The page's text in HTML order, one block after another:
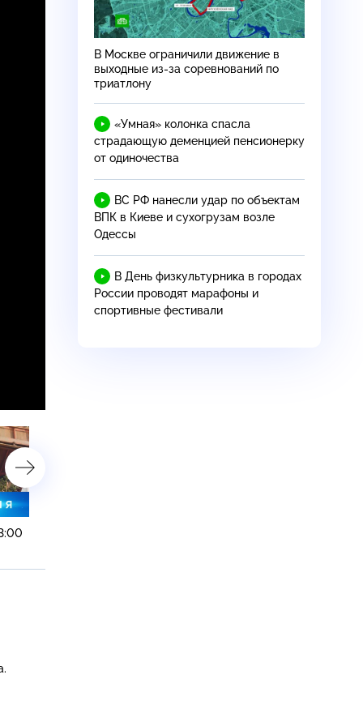
В Москве ограничили движение в
выходные из-за соревнований по
триатлону
«Умная» колонка спасла
страдающую деменцией пенсионерку
от одиночества
ВС РФ нанесли удар по объектам
ВПК в Киеве и сухогрузам возле
Одессы
В День физкультурника в городах
России проводят марафоны и
спортивные фестивали